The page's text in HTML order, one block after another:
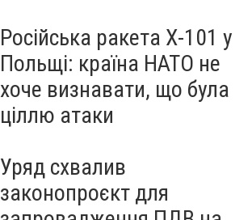
Російська ракета Х-101 у
Польщі: країна НАТО не
хоче визнавати, що була
ціллю атаки
Уряд схвалив
законопроєкт для